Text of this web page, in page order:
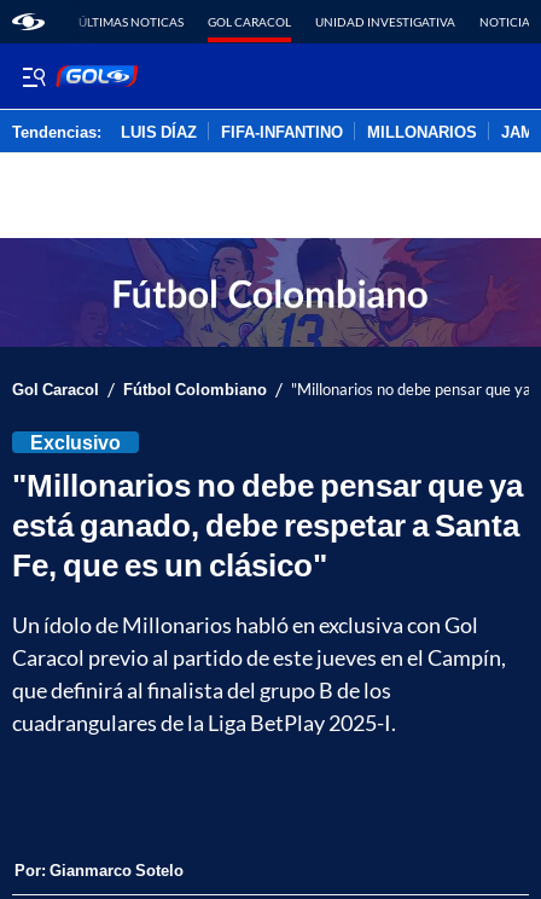
ÚLTIMAS NOTICAS GOL CARACOL UNIDAD INVESTIGATIVA NOTICIAS
Tendencias: LUIS DÍAZ FIFA-INFANTINO MILLONARIOS
Gol Caracol / Fútbol Colombiano / "Millonarios no debe pensar que ya
Exclusivo
"Millonarios no debe pensar que ya
está ganado, debe respetar a Santa
Fe, que es un clásico"
Un ídolo de Millonarios habló en exclusiva con Gol
Caracol previo al partido de este jueves en el Campín,
que definirá al finalista del grupo B de los
cuadrangulares de la Liga BetPlay 2025-I.
Por: Gianmarco Sotelo